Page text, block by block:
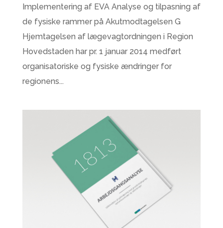
Implementering af EVA Analyse og tilpasning af
de fysiske rammer på Akutmodtagelsen G
Hjemtagelsen af lægevagtordningen i Region
Hovedstaden har pr. 1 januar 2014 medført
organisatoriske og fysiske ændringer for
regionens...